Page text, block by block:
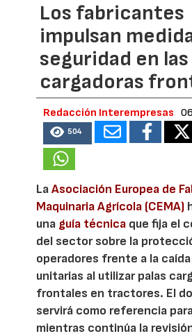
Los fabricantes
impulsan
seguridad en las
cargadoras
Redacción Interempresas
504
LaAsociación Europea de
Maquinaria Agrícola (CEMA)
una guía técnica que fija el
del sector sobre la
operadores frente a la
unitarias al utilizar palas
frontales en tractores. El
servirá como referencia
mientras continúa la